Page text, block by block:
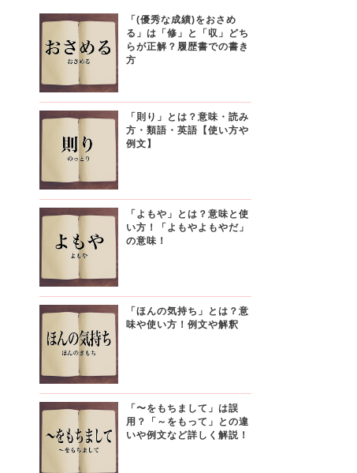
「(優秀な成績)をおさめ
る」は「修」と「収」どち
らが正解？履歴書での書き
方
「則り」とは？意味・読み
方・類語・英語【使い方や
例文】
「よもや」とは？意味と使
い方！「よもやよもやだ」
の意味！
「ほんの気持ち」とは？意
味や使い方！例文や解釈
「〜をもちまして」は誤
用？「～をもって」との違
いや例文など詳しく解説！